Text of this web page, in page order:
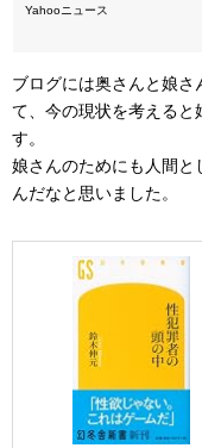
Yahooニュース
ブログには奥さんと娘
て、今の現状を考える
す。
娘さんのためにも人間と
んだなと思いました。